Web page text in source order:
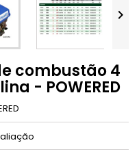

combustão 4
- POWERED